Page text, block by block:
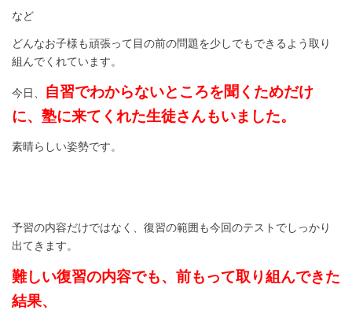
など
どんなお子様も頑張って目の前の問題を少しでもできるよう取り
組んでくれています。
今日、
自習でわからないところを聞くためだけ
に、塾に来てくれた生徒さんもいました。
素晴らしい姿勢です。
予習の内容だけではなく、復習の範囲も今回のテストでしっかり
出てきます。
難しい復習の内容でも、前もって取り組んできた
結果、